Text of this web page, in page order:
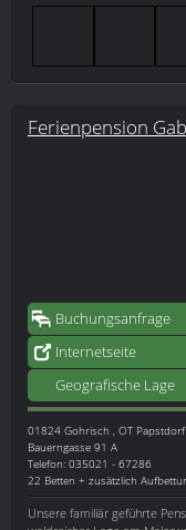
Ferienpension
Buchungsanfrage
Internetseite
Geografische Lage
01824 Gohrisch , OT Papstdorf
Bauerngasse 91 A
Telefon: 035021 - 67286
22 Betten + zusätzlich
Unsere familiär geführte